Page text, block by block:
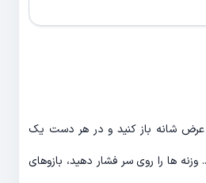
عرض شانه باز کنید و در هر دست یک
ها را روی سر فشار دهید، بازوهای